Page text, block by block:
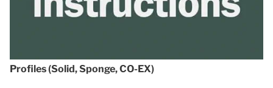
Profiles (Solid, Sponge, CO-EX)